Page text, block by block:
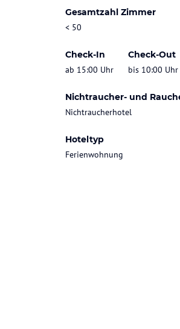
Gesamtzahl Zimmer
< 50
Check-In
ab 15:00 Uhr
Check-Out
bis 10:00 Uhr
Nichtraucher- und
Nichtraucherhotel
Hoteltyp
Ferienwohnung